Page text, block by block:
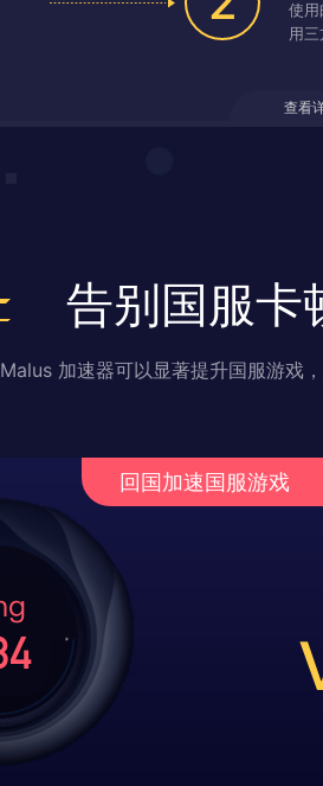
使用
用
查看
告别国服卡
Malus 加速器可以显著提升国服游戏
回国加速国服游戏